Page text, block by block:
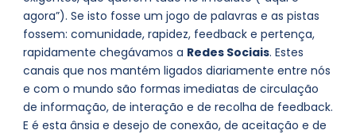
agora”). Se isto fosse um jogo de palavras e as pistas
fossem: comunidade, rapidez, feedback e pertença,
rapidamente chegávamos a Redes Sociais. Estes
canais que nos mantém ligados diariamente entre nós
e com o mundo são formas imediatas de circulação
de informação, de interação e de recolha de feedback.
E é esta ânsia e desejo de conexão, de aceitação e de